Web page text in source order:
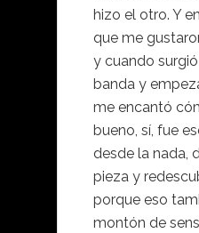
hizo el otro. Y
que me
y cuando
banda y
me encantó
bueno, sí, fue
desde la nada,
pieza y
porque eso
montón de